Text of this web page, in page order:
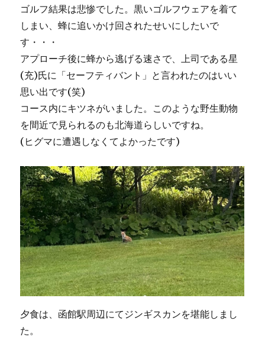
ゴルフ結果は悲惨でした。黒いゴルフウェアを着て
しまい、蜂に追いかけ回されたせいにしたいで
す・・・
アプローチ後に蜂から逃げる速さで、上司である星
(充)氏に「セーフティバント」と言われたのはいい
思い出です(笑)
コース内にキツネがいました。このような野生動物
を間近で見られるのも北海道らしいですね。
(ヒグマに遭遇しなくてよかったです)
夕食は、函館駅周辺にてジンギスカンを堪能しまし
た。